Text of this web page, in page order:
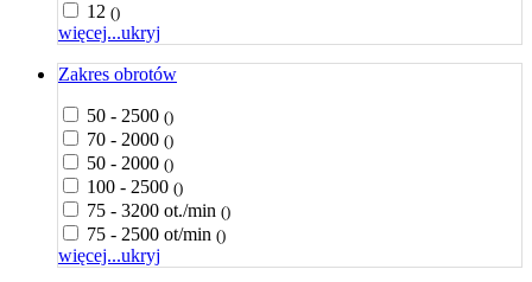
12 ()
więcej...ukryj
Zakres obrotów
50 - 2500 ()
70 - 2000 ()
50 - 2000 ()
100 - 2500 ()
75 - 3200 ot./min ()
75 - 2500 ot/min ()
więcej...ukryj